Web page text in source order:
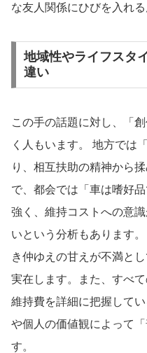
な友人関係にひびを入れる
地域性やライフスタ
違い
この手の話題に対し、「
く人もいます。 地方では
り、相互扶助の精神から
で、都会では「車は嗜好
強く、維持コストへの意
いという分析もあります
き仲ゆえの甘えが不満と
実在します。また、すべ
維持費を詳細に把握して
や個人の価値観によって
す。